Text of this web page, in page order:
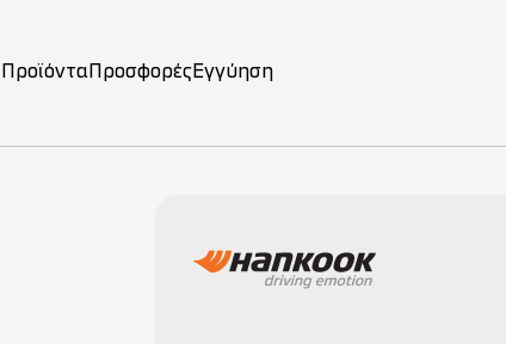
Προϊόντα Προσφορές Εγγύηση